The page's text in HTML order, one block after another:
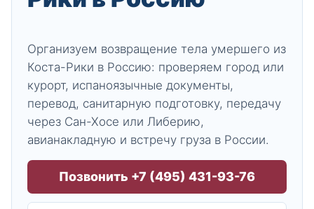
Организуем возвращение тела умершего из
Коста-Рики в Россию: проверяем город или
курорт, испаноязычные документы,
перевод, санитарную подготовку, передачу
через Сан-Хосе или Либерию,
авианакладную и встречу груза в России.
Позвонить +7 (495) 431-93-76